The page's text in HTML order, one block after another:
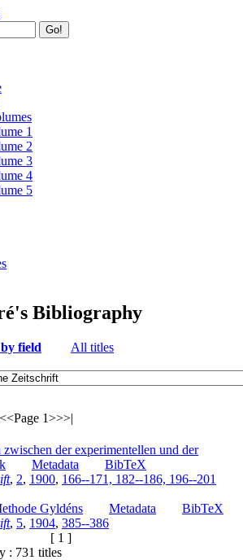
Go!
1
2
3
4
5
Bibliography
field All titles
<<Page 1>>>|
der experimentellen und der
Metadata
BibTeX
, 2, 1900, 166--171, 182--186, 196--201
Gyldéns
Metadata
BibTeX
, 5, 1904, 385--386
[ 1 ]
: 731 titles